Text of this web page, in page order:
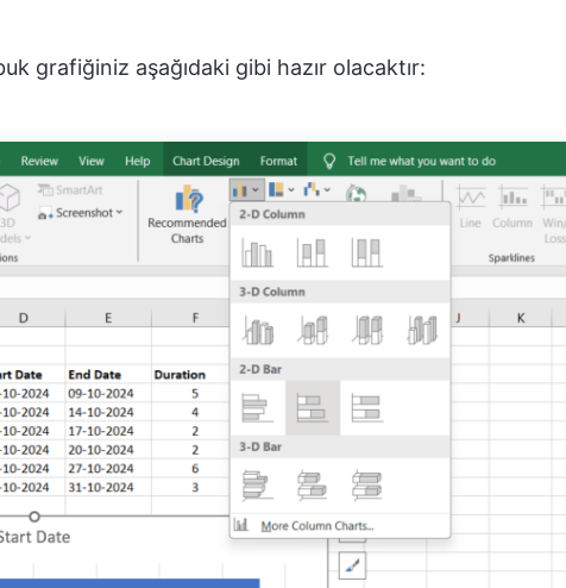
grafiğiniz aşağıdaki gibi hazır olacaktır: